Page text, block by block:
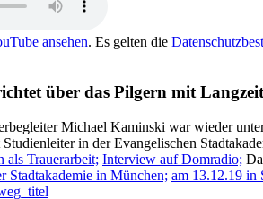
ansehen. Es gelten die
über das Pilgern mit
Michael Kaminski war wieder
in der Evangelischen
als Trauerarbeit; Interview auf Domradio;
Stadtakademie in München; am 13.12.19 in